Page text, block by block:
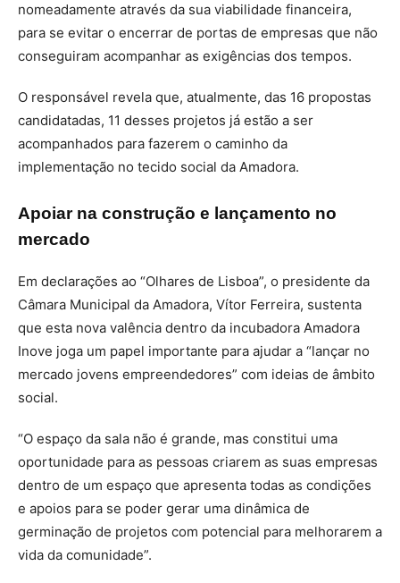
nomeadamente através da sua viabilidade financeira,
para se evitar o encerrar de portas de empresas que não
conseguiram acompanhar as exigências dos tempos.
O responsável revela que, atualmente, das 16 propostas
candidatadas, 11 desses projetos já estão a ser
acompanhados para fazerem o caminho da
implementação no tecido social da Amadora.
Apoiar na construção e lançamento no
mercado
Em declarações ao “Olhares de Lisboa”, o presidente da
Câmara Municipal da Amadora, Vítor Ferreira, sustenta
que esta nova valência dentro da incubadora Amadora
Inove joga um papel importante para ajudar a “lançar no
mercado jovens empreendedores” com ideias de âmbito
social.
“O espaço da sala não é grande, mas constitui uma
oportunidade para as pessoas criarem as suas empresas
dentro de um espaço que apresenta todas as condições
e apoios para se poder gerar uma dinâmica de
germinação de projetos com potencial para melhorarem a
vida da comunidade”.